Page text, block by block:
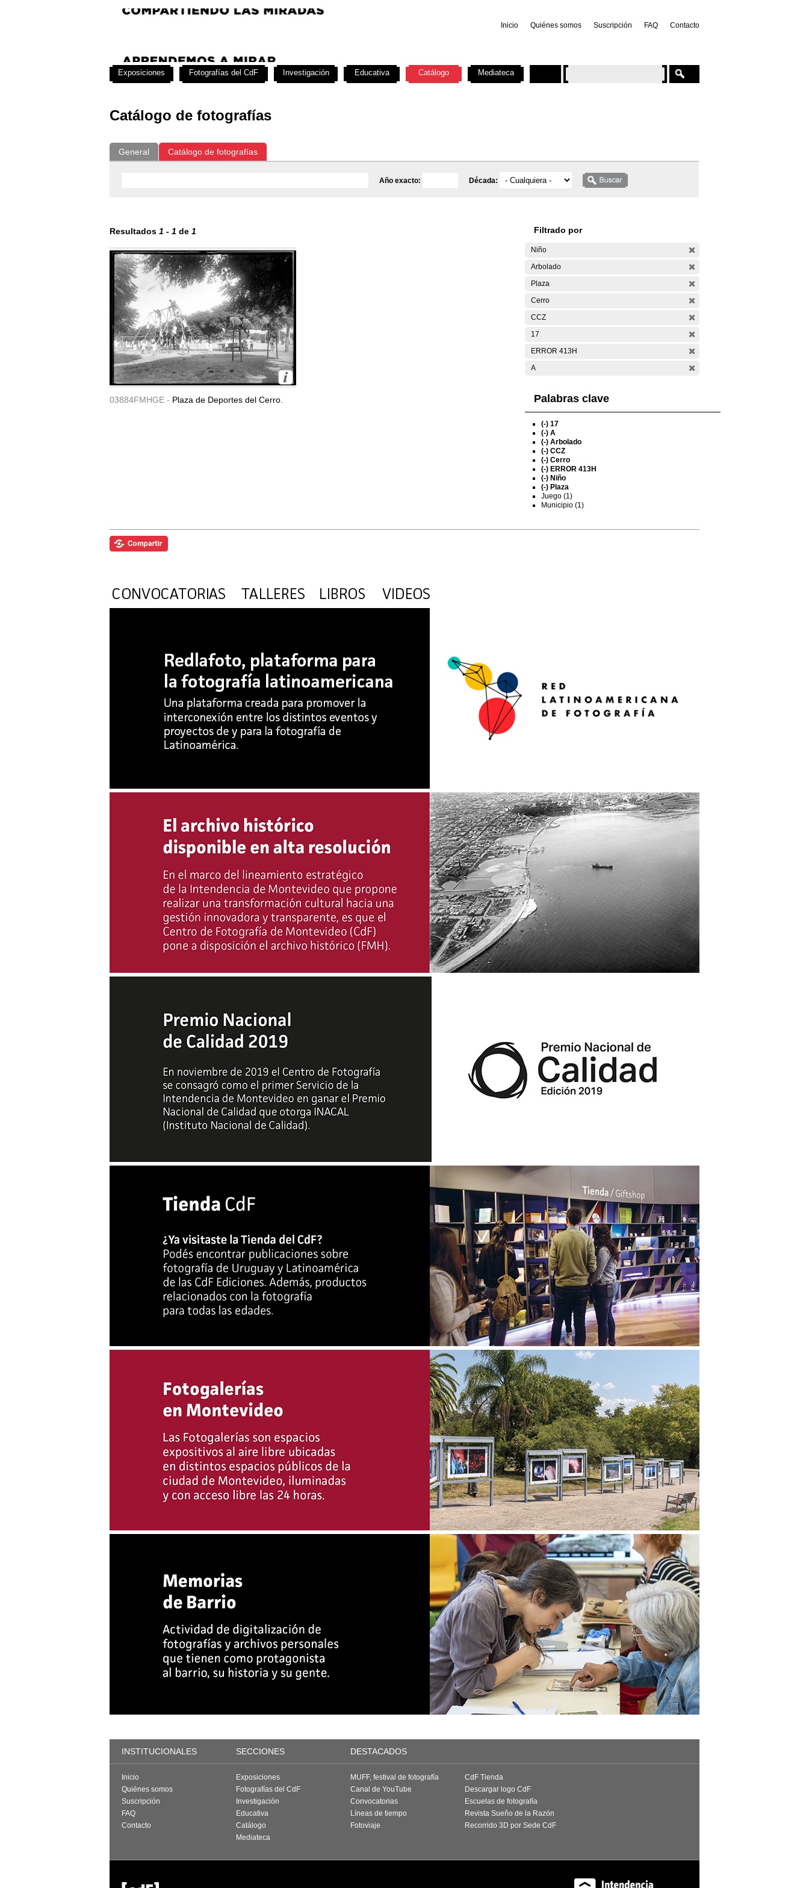
Inicio Quiénes somos Suscripción FAQ Contacto
Catálogo de fotografías
General Catálogo de fotografías
Año exacto: Década:
Resultados 1 - 1 de 1
03884FMHGE - Plaza de Deportes del Cerro.
Filtrado por
Niño
Arbolado
Plaza
Cerro
CCZ
17
ERROR 413H
A
Palabras clave
(-) 17
(-) A
(-) Arbolado
(-) CCZ
(-) Cerro
(-) ERROR 413H
(-) Niño
(-) Plaza
Juego (1)
Municipio (1)
Exposiciones Fotografías del CdF Investigación Educativa Catálogo Mediateca
INSTITUCIONALES SECCIONES DESTACADOS
Inicio
Quiénes somos
Suscripción
FAQ
Contacto
Exposiciones
Fotografías del CdF
Investigación
Educativa
Catálogo
Mediateca
MUFF, festival de fotografía
Canal de YouTube
Convocatorias
Líneas de tiempo
Fotoviaje
CdF Tienda
Descargar logo CdF
Escuelas de fotografía
Revista Sueño de la Razón
Recorrido 3D por Sede CdF